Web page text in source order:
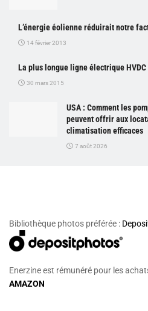
L’énergie éolienne réduirait notre
14 février 2013
La plus longue ligne électrique
30 mars 2015
USA : Comment les
peuvent offrir aux
climatisation efficaces
7 août 2026
Bibliothèque photos préférée :
Enerzine est rémunéré pour les
AMAZON